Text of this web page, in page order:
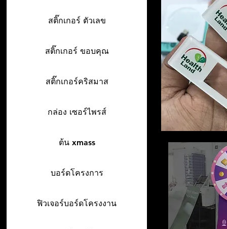
สติ๊กเกอร์ ตัวเลข
สติ๊กเกอร์ ขอบคุณ
สติ๊กเกอร์คริสมาส
กล่อง เซอร์ไพรส์
ต้น xmass
บอร์ดโครงการ
ฟิวเจอร์บอร์ดโครงงาน